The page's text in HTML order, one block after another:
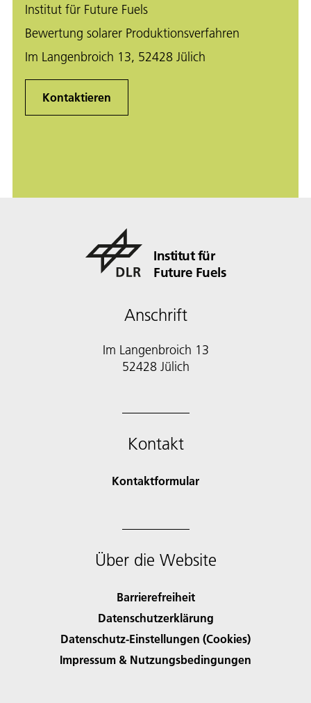
Institut für Future Fuels
Bewertung solarer Produktionsverfahren
Im Langenbroich 13, 52428 Jülich
Kontaktieren
Institut für
Future Fuels
Anschrift
Im Langenbroich 13
52428 Jülich
Kontakt
Kontaktformular
Über die Website
Barrierefreiheit
Datenschutzerklärung
Datenschutz-Einstellungen (Cookies)
Impressum & Nutzungsbedingungen